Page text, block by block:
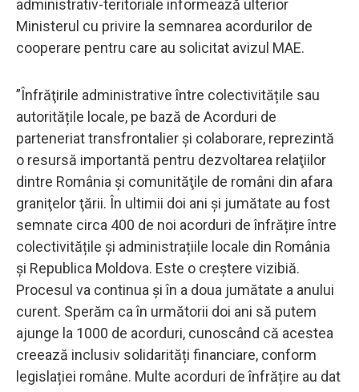
administrativ-teritoriale informează ulterior
Ministerul cu privire la semnarea acordurilor de
cooperare pentru care au solicitat avizul MAE.
”Înfrăţirile administrative între colectivitățile sau
autoritățile locale, pe bază de Acorduri de
parteneriat transfrontalier și colaborare, reprezintă
o resursă importantă pentru dezvoltarea relaţiilor
dintre România şi comunităţile de români din afara
graniţelor ţării. În ultimii doi ani și jumătate au fost
semnate circa 400 de noi acorduri de înfrățire între
colectivitățile și administrațiile locale din România
și Republica Moldova. Este o creștere vizibiă.
Procesul va continua și în a doua jumătate a anului
curent. Sperăm ca în următorii doi ani să putem
ajunge la 1000 de acorduri, cunoscând că acestea
creează inclusiv solidarități financiare, conform
legislației române. Multe acorduri de înfrățire au dat